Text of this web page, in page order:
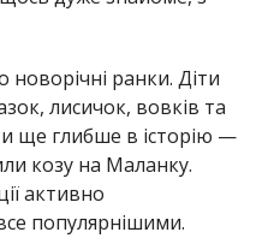
ранки. Діти
лисичок, вовків та
ще глибше в історію —
козу на Маланку.
активно
популярнішими.